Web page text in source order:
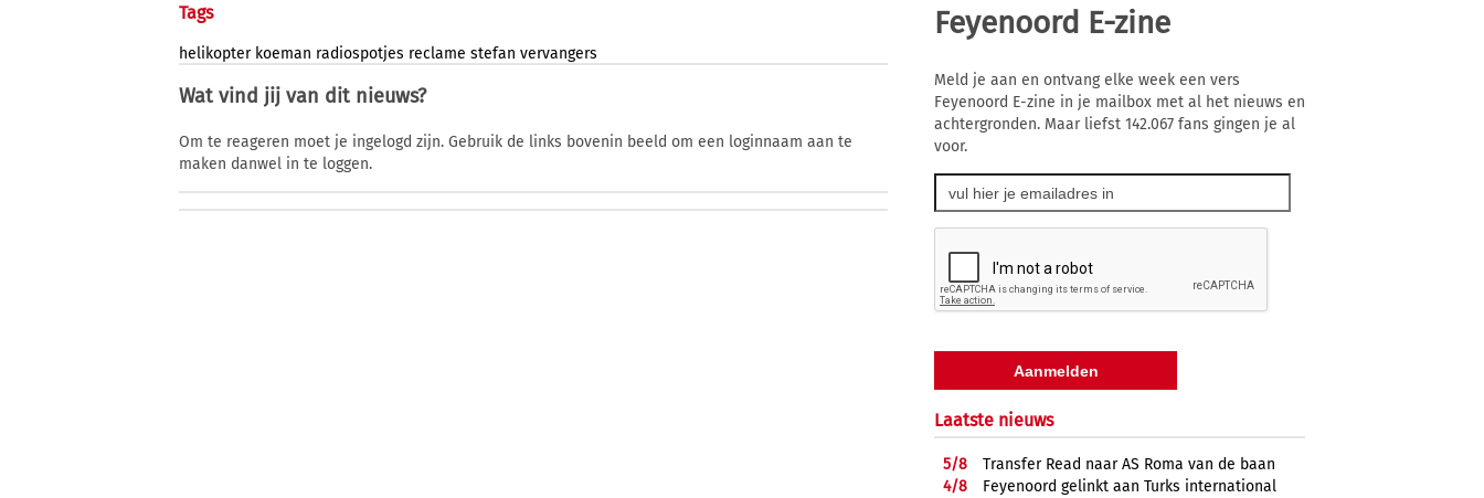
Tags
helikopter koeman radiospotjes reclame stefan vervangers
Wat vind jij van dit nieuws?
Om te reageren moet je ingelogd zijn. Gebruik de links bovenin beeld om een loginnaam aan te
maken danwel in te loggen.
Feyenoord E-zine
Meld je aan en ontvang elke week een vers
Feyenoord E-zine in je mailbox met al het nieuws en
achtergronden. Maar liefst 142.067 fans gingen je al
voor.
Laatste nieuws
5/8
Transfer Read naar AS Roma van de baan
4/8
Feyenoord gelinkt aan Turks international